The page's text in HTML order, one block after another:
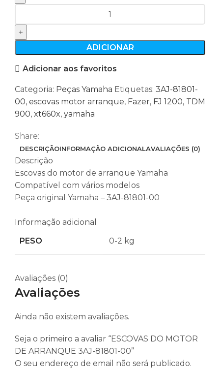
de
ESCOVAS
DE
81801-
ADICIONAR
Adicionar aos favoritos
Categoria: Peças Yamaha Etiquetas: 3AJ-81801-
00, escovas motor arranque, Fazer, FJ 1200, TDM
900, xt660x, yamaha
Share:
DESCRIÇÃOINFORMAÇÃO ADICIONALAVALIAÇÕES (0)
Descrição
Escovas do motor de arranque Yamaha
Compatível com vários modelos
Peça original Yamaha – 3AJ-81801-00
Informação adicional
PESO
0-2 kg
Avaliações (0)
Avaliações
Ainda não existem avaliações.
Seja o primeiro a avaliar “ESCOVAS DO MOTOR
DE ARRANQUE 3AJ-81801-00”
O seu endereço de email não será publicado.